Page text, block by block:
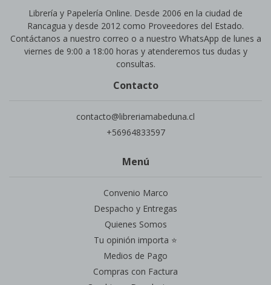
Librería y Papelería Online. Desde 2006 en la ciudad de
Rancagua y desde 2012 como Proveedores del Estado.
Contáctanos a nuestro correo o a nuestro WhatsApp de lunes a
viernes de 9:00 a 18:00 horas y atenderemos tus dudas y
consultas.
Contacto
contacto@libreriamabeduna.cl
+56964833597
Menú
Convenio Marco
Despacho y Entregas
Quienes Somos
Tu opinión importa ⭐
Medios de Pago
Compras con Factura